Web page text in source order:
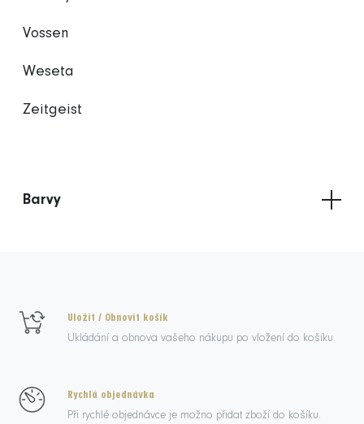
Vossen
Weseta
Zeitgeist
Barvy
Uložit / Obnovit košík
Ukládání a obnova vašeho nákupu po vložení do košíku.
Rychlá objednávka
Při rychlé objednávce je možno přidat zboží do košíku.